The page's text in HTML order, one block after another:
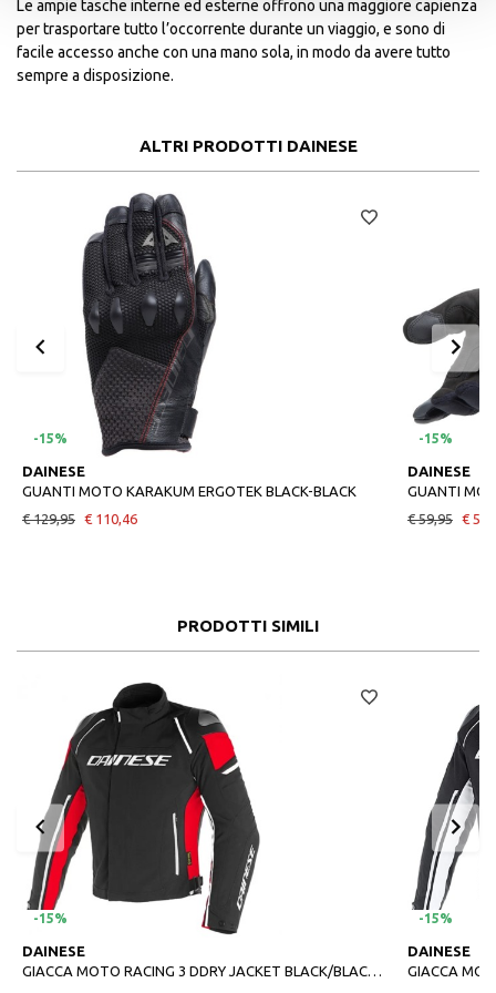
Le ampie tasche interne ed esterne offrono una maggiore capienza
per trasportare tutto l’occorrente durante un viaggio, e sono di
facile accesso anche con una mano sola, in modo da avere tutto
sempre a disposizione.
ALTRI PRODOTTI DAINESE
-15%
DAINESE
GUANTI MOTO KARAKUM ERGOTEK BLACK-BLACK
€ 129,95 € 110,46
-15%
DAINESE
GUANTI
€ 59,95 €
PRODOTTI SIMILI
-15%
DAINESE
GIACCA MOTO RACING 3 DDRY JACKET BLACK/BLACK/RED
-15%
DAINESE